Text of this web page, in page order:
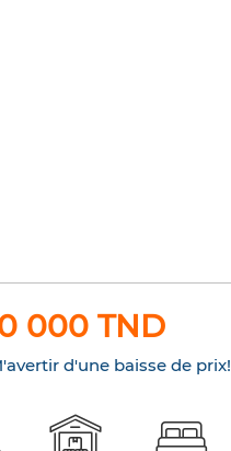
000 TND
d'une baisse de prix!